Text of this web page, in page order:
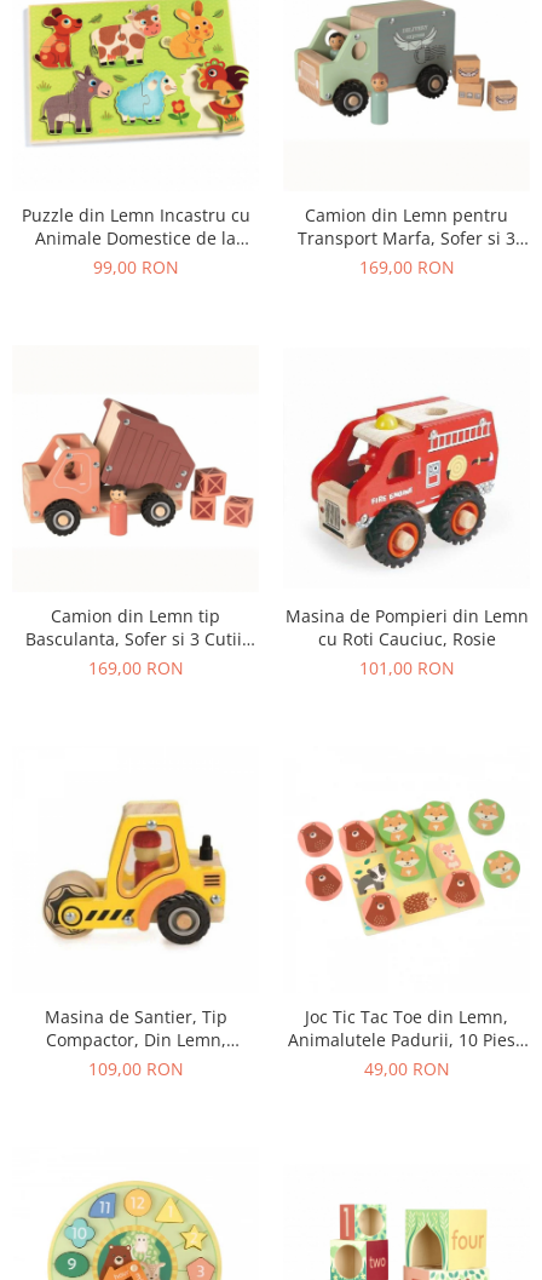
Puzzle din Lemn Incastru cu
Animale Domestice de la
Ferma, 12 Piese
99,00 RON
Camion din Lemn pentru
Transport Marfa, Sofer si 3
Colete, 18+ Luni
169,00 RON
Camion din Lemn tip
Basculanta, Sofer si 3 Cutii,
18+ Luni
169,00 RON
Masina de Pompieri din Lemn
cu Roti Cauciuc, Rosie
101,00 RON
Masina de Santier, Tip
Compactor, Din Lemn,
Galbena
109,00 RON
Joc Tic Tac Toe din Lemn,
Animalutele Padurii, 10 Piese
in Punga Textila
49,00 RON